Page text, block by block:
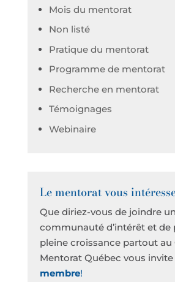
Mois du mentorat
Non listé
Pratique du mentorat
Programme de mentorat
Recherche en mentorat
Témoignages
Webinaire
Le mentorat vous
Que diriez-vous de joindre
communauté d’intérêt et de
pleine croissance partout au
Mentorat Québec vous invite
membre!